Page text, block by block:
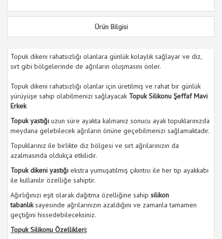
Ürün Bilgisi
Topuk dikeni rahatsızlığı olanlara günlük kolaylık sağlayar ve diz,
sırt gibi bölgelerinde de ağrıların oluşmasını önler.
Topuk dikeni rahatsızlığı olanlar için üretilmiş ve rahat bir günlük
yürüyüşe sahip olabilmenizi sağlayacak Topuk Silikonu Şeffaf Mavi
Erkek
Topuk yastığı uzun süre ayakta kalmanız sonucu ayak topuklarınızda
meydana gelebilecek ağrıların önüne geçebilmenizi sağlamaktadır.
Topuklarınız ile birlikte diz bölgesi ve sırt ağrılarınızın da
azalmasında oldukça etkilidir.
Topuk dikeni yastığı ekstra yumuşatılmış çıkıntısı ile her tip ayakkabı
ile kullanılır özelliğe sahiptir.
Ağırlığınızı eşit olarak dağıtma özelliğine sahip silikon
tabanlıksayesinde ağrılarınızın azaldığını ve zamanla tamamen
geçtiğini hissedebileceksiniz.
Topuk Silikonu​ Özellikleri: